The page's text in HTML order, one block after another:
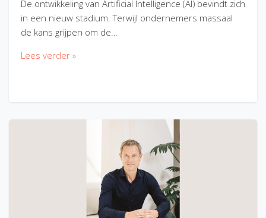
De ontwikkeling van Artificial Intelligence (AI) bevindt zich
in een nieuw stadium. Terwijl ondernemers massaal
de kans grijpen om de…
Lees verder »